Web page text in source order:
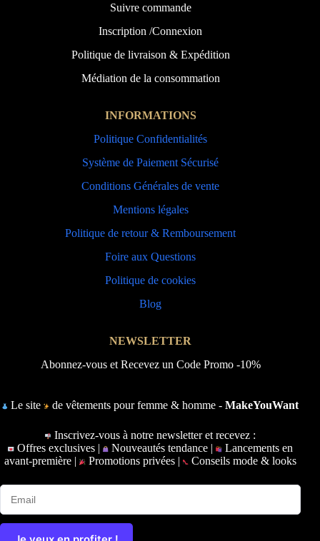
Suivre commande
Inscription /Connexion
Politique de livraison & Expédition
Médiation de la consommation
INFORMATIONS
Politique Confidentialités
Système de Paiement Sécurisé
Conditions Générales de vente
Mentions légales
Politique de retour & Remboursement
Foire aux Questions
Politique de cookies
Blog
NEWSLETTER
Abonnez-vous et Recevez un Code Promo -10%
Le site de vêtements pour femme & homme -MakeYouWant
Inscrivez-vous à notre newsletter et recevez :
Offres exclusives |
Nouveautés tendance |
Lancements en
avant-première | Promotions privées | Conseils mode & looks